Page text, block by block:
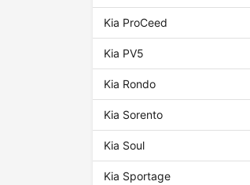
Kia ProCeed
Kia PV5
Kia Rondo
Kia Sorento
Kia Soul
Kia Sportage